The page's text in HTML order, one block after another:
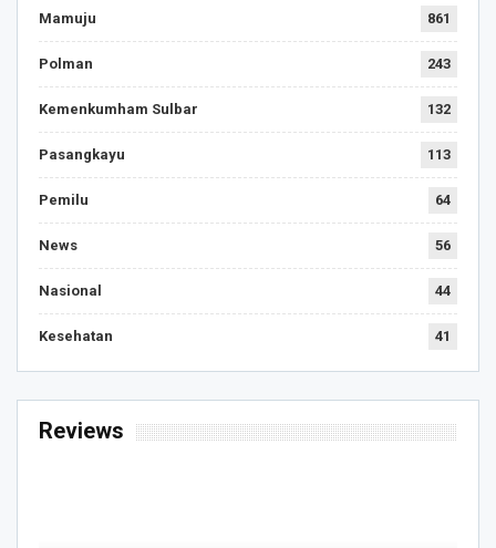
Mamuju 861
Polman 243
Kemenkumham Sulbar 132
Pasangkayu 113
Pemilu 64
News 56
Nasional 44
Kesehatan 41
Reviews